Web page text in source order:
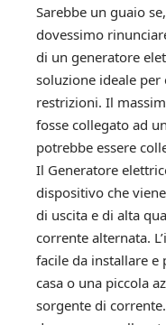
Sarebbe un guaio
dovessimo
di un generatore
soluzione ideale
restrizioni. Il
fosse collegato ad
potrebbe essere
Il Generatore
dispositivo che
di uscita e di alta
corrente alternata.
facile da installare e
casa o una piccola
sorgente di